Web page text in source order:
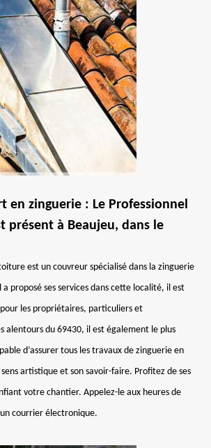
en zinguerie : Le Professionnel
présent à Beaujeu, dans le
est un couvreur spécialisé dans la zinguerie
a proposé ses services dans cette localité, il est
les propriétaires, particuliers et
alentours du 69430, il est également le plus
d’assurer tous les travaux de zinguerie en
artistique et son savoir-faire. Profitez de ses
votre chantier. Appelez-le aux heures de
courrier électronique.